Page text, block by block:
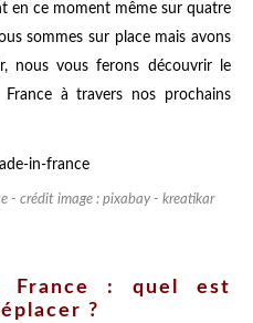
en ce moment même sur quatre
sommes sur place mais avons
nous vous ferons découvrir le
à travers nos prochains
- crédit image : pixabay - kreatikar
France : quel est
?